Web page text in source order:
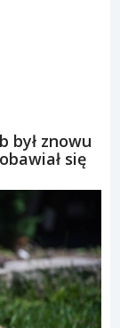
był znowu
się